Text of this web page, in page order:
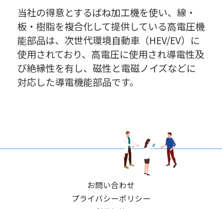
当社の得意とするばね加工機を使い、線・
板・樹脂を複合化して提供している高電圧機
能部品は、次世代環境自動車（HEV/EV）に
使用されており、高電圧に使用され導電性及
び絶縁性を有し、磁性と電磁ノイズなどに
対応した導電機能部品です。
お問い合わせ
プライバシーポリシー